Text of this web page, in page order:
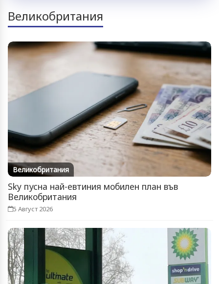
Великобритания
Великобритания
Sky пусна най-евтиния мобилен план във
Великобритания
5 Август 2026